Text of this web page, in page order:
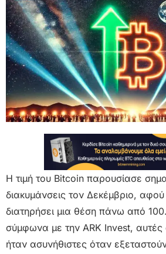
Η τιμή του Bitcoin παρουσίασε
διακυμάνσεις τον Δεκέμβριο,
διατηρήσει μια θέση πάνω από
σύμφωνα με την ARK Invest, αυτές
ήταν ασυνήθιστες όταν